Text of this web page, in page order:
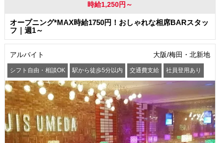
時給1,250円～
オープニング*MAX時給1750円！おしゃれな相席BARスタッ
フ｜週1～
アルバイト 大阪/梅田・北新地
シフト自由・相談OK 駅から徒歩5分以内 交通費支給 社員登用あり